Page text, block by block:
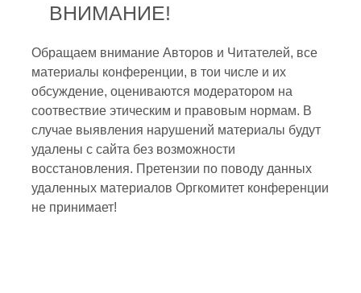
ВНИМАНИЕ!
Обращаем внимание Авторов и Читателей, все
материалы конференции, в тои числе и их
обсуждение, оцениваются модератором на
соотвествие этическим и правовым нормам. В
случае выявления нарушений материалы будут
удалены с сайта без возможности
восстановления. Претензии по поводу данных
удаленных материалов Оргкомитет конференции
не принимает!